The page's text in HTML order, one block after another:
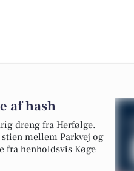
af hash
dreng fra Herfølge.
mellem Parkvej og
fra henholdsvis Køge